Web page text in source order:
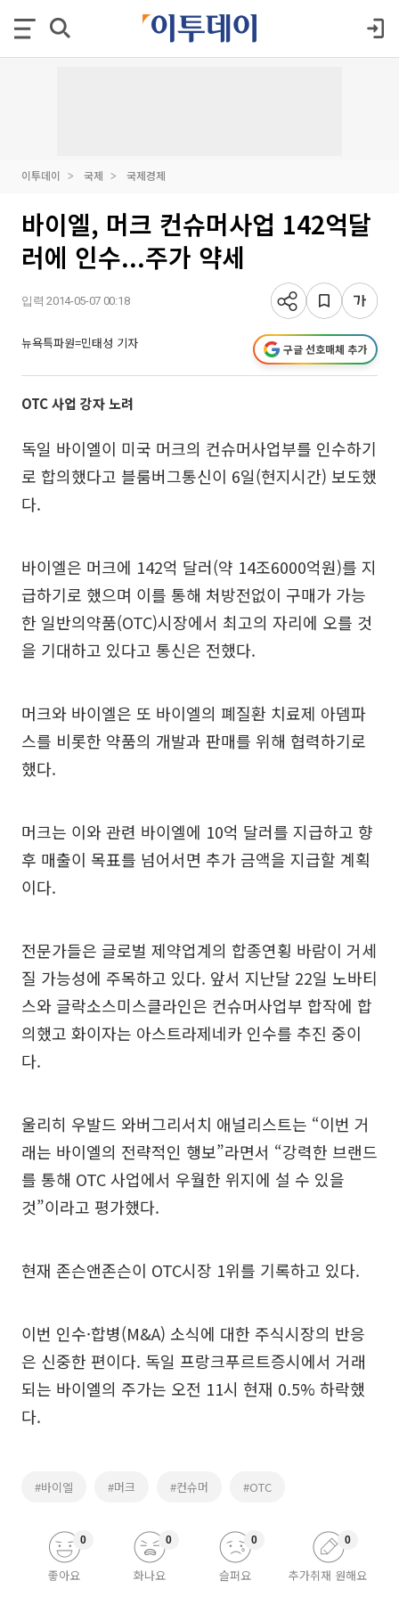
이투데이 국제 국제경제
바이엘, 머크 컨슈머사업 142억달
러에 인수...주가 약세
입력 2014-05-07 00:18
뉴욕특파원=민태성 기자 구글 선호매체 추가
OTC 사업 강자 노려
독일 바이엘이 미국 머크의 컨슈머사업부를 인수하기
로 합의했다고 블룸버그통신이 6일(현지시간) 보도했
다.
바이엘은 머크에 142억 달러(약 14조6000억원)를 지
급하기로 했으며 이를 통해 처방전없이 구매가 가능
한 일반의약품(OTC)시장에서 최고의 자리에 오를 것
을 기대하고 있다고 통신은 전했다.
머크와 바이엘은 또 바이엘의 폐질환 치료제 아뎀파
스를 비롯한 약품의 개발과 판매를 위해 협력하기로
했다.
머크는 이와 관련 바이엘에 10억 달러를 지급하고 향
후 매출이 목표를 넘어서면 추가 금액을 지급할 계획
이다.
전문가들은 글로벌 제약업계의 합종연횡 바람이 거세
질 가능성에 주목하고 있다. 앞서 지난달 22일 노바티
스와 글락소스미스클라인은 컨슈머사업부 합작에 합
의했고 화이자는 아스트라제네카 인수를 추진 중이
다.
울리히 우발드 와버그리서치 애널리스트는 “이번 거
래는 바이엘의 전략적인 행보”라면서 “강력한 브랜드
를 통해 OTC 사업에서 우월한 위지에 설 수 있을
것”이라고 평가했다.
현재 존슨앤존슨이 OTC시장 1위를 기록하고 있다.
이번 인수·합병(M&A) 소식에 대한 주식시장의 반응
은 신중한 편이다. 독일 프랑크푸르트증시에서 거래
되는 바이엘의 주가는 오전 11시 현재 0.5% 하락했
다.
#바이엘 #머크 #컨슈머 #OTC
좋아요
0
화나요
0
슬퍼요
0
추가취재 원해요
0